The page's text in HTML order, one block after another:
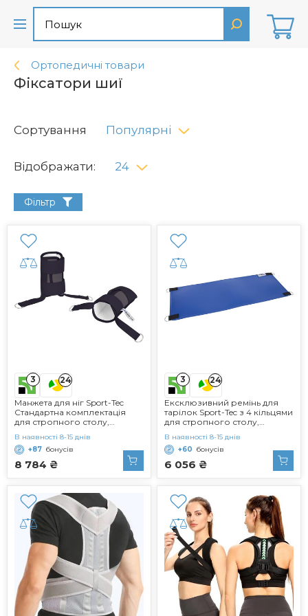
Ортопедичні товари
Фіксатори шиї
Сортування Популярні
Відображати: 24
Фільтр
3 24
Манжета для ніг Sport-Tec
Стандартна комплектація
для стропного столу,
строп, аксесуарів
8 784 ₴
В наявності 8-15 днів
+87 бонусів
3 24
Ексклюзивний ремінь для
тарілок Sport-Tec з 4 кільцями
для стропного столу,
6 056 ₴
В наявності 8-15 днів
+60 бонусів